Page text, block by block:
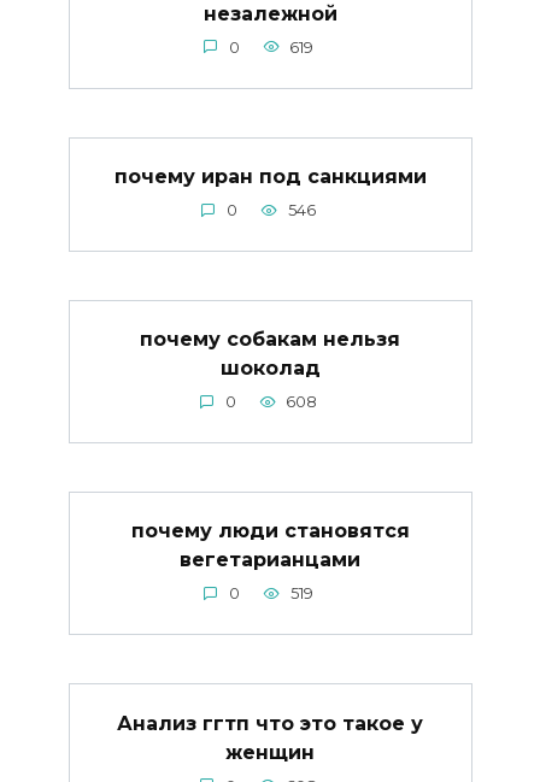
незалежной
0 619
почему иран под санкциями
0 546
почему собакам нельзя
шоколад
0 608
почему люди становятся
вегетарианцами
0 519
Анализ ггтп что это такое у
женщин